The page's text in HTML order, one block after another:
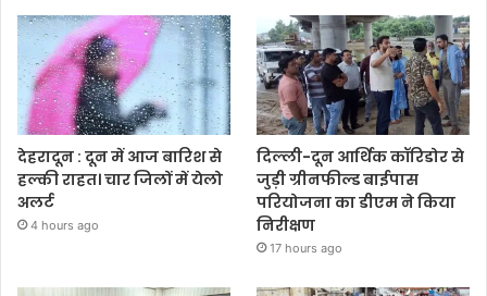
देहरादून : दून में आज बारिश से
हल्की राहत। चार जिलों में येलो
अलर्ट
4 hours ago
दिल्ली-दून आर्थिक कॉरिडोर से
जुड़ी ग्रीनफील्ड बाईपास
परियोजना का डीएम ने किया
निरीक्षण
17 hours ago